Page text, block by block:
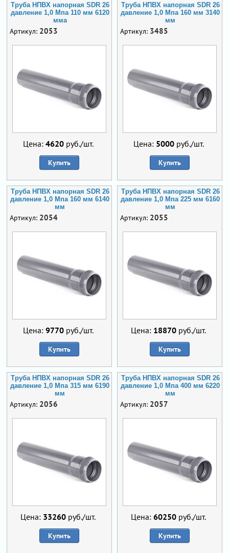
Труба НПВХ напорная SDR 26
давление 1,0 Мпа 110 мм 6120
мма
Артикул: 2053
Цена: 4620руб./шт.
Купить
Труба НПВХ напорная SDR 26
давление 1,0 Мпа 160 мм 3140
мм
Артикул: 3485
Цена: 5000руб./шт.
Купить
Труба НПВХ напорная SDR 26
давление 1,0 Мпа 160 мм 6140
мм
Артикул: 2054
Цена: 9770руб./шт.
Купить
Труба НПВХ напорная SDR 26
давление 1,0 Мпа 225 мм 6160
мм
Артикул: 2055
Цена: 18870 руб./шт.
Купить
Труба НПВХ напорная SDR 26
давление 1,0 Мпа 315 мм 6190
мм
Артикул: 2056
Цена: 33260 руб./шт.
Купить
Труба НПВХ напорная SDR 26
давление 1,0 Мпа 400 мм 6220
мм
Артикул: 2057
Цена: 60250 руб./шт.
Купить